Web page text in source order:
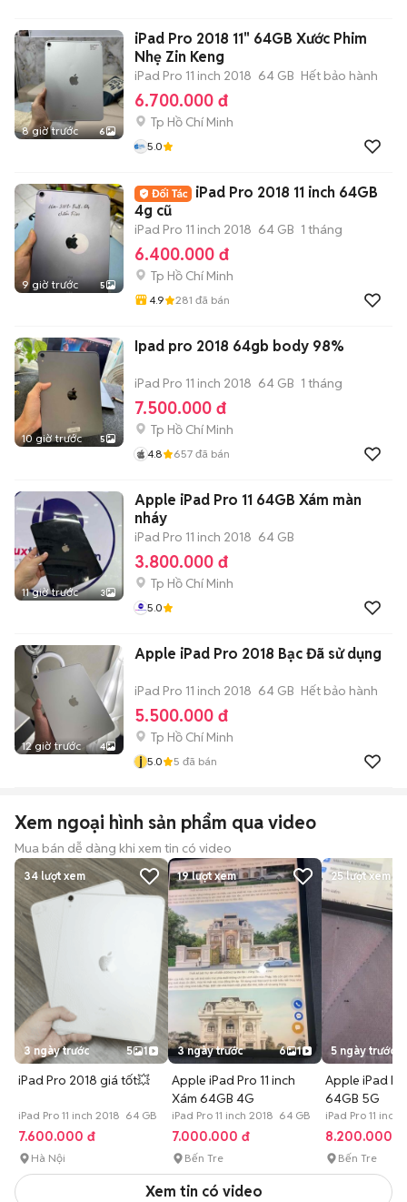
8 giờ trước 6
iPad Pro 2018 11" 64GB Xước Phim
Nhẹ Zin Keng
iPad Pro 11 inch 2018 64 GB Hết bảo hành
6.700.000 đ
Tp Hồ Chí Minh
5.0
9 giờ trước 5
iPad Pro 2018 11 inch 64GB
4g cũ
iPad Pro 11 inch 2018 64 GB 1 tháng
6.400.000 đ
Tp Hồ Chí Minh
4.9 281 đã bán
10 giờ trước 5
Ipad pro 2018 64gb body 98%
iPad Pro 11 inch 2018 64 GB 1 tháng
7.500.000 đ
Tp Hồ Chí Minh
4.8 657 đã bán
11 giờ trước 3
Apple iPad Pro 11 64GB Xám màn
nháy
iPad Pro 11 inch 2018 64 GB
3.800.000 đ
Tp Hồ Chí Minh
5.0
12 giờ trước 4
Apple iPad Pro 2018 Bạc Đã sử dụng
iPad Pro 11 inch 2018 64 GB Hết bảo hành
5.500.000 đ
Tp Hồ Chí Minh
j 5.0 5 đã bán
Xem ngoại hình sản phẩm qua video
Mua bán dễ dàng khi xem tin có video
34 lượt xem
3 ngày trước 5 1
iPad Pro 2018 giá tốt💥
iPad Pro 11 inch 2018 64 GB
7.600.000 đ
Hà Nội
19lượt xem
3 ngày trước 6 1
Apple iPad Pro 11 inch
Xám 64GB 4G
iPad Pro 11 inch 2018 64 GB
7.000.000 đ
Bến Tre
25lượt xem
5 ngày trước
Apple iPad
64GB 5G
iPad Pro 11
8.200.000 đ
Bến Tre
Xem tin có video